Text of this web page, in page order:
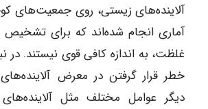
آلاینده‌های زیستی، روی جمعیت‌های
آماری انجام شده‌اند که برای تشخیص
غلظت، به اندازه کافی قوی نیستند. در
خطر قرار گرفتن در معرض
دیگر عوامل مختلف مثل